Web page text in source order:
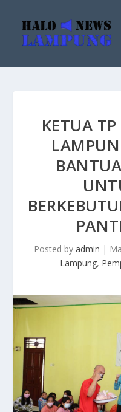
KETUA
Posted by admin |
Lampung,